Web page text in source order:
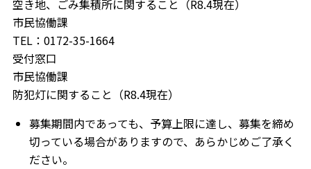
空き地、ごみ集積所に関すること（R8.4現在）
市民協働課
TEL：0172-35-1664
受付窓口
市民協働課
防犯灯に関すること（R8.4現在）
募集期間内であっても、予算上限に達し、募集を締め
切っている場合がありますので、あらかじめご了承く
ださい。